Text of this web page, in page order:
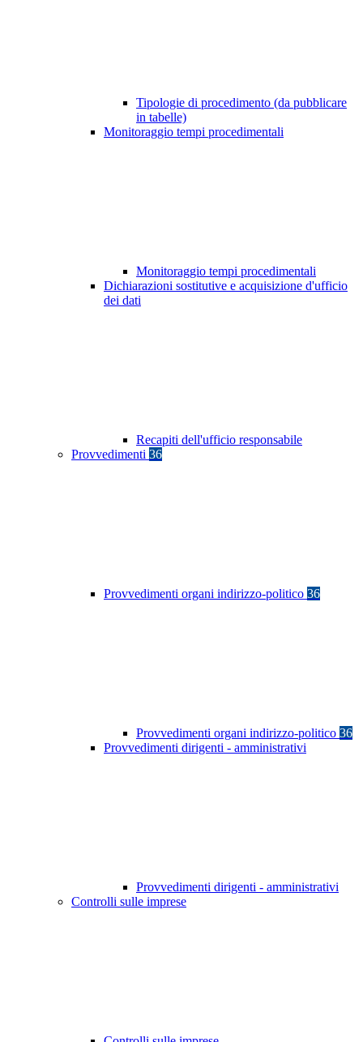
Tipologie di procedimento (da pubblicare
in tabelle)
Monitoraggio tempi procedimentali
Monitoraggio tempi procedimentali
Dichiarazioni sostitutive e acquisizione d'ufficio
dei dati
Recapiti dell'ufficio responsabile
Provvedimenti 36
Provvedimenti organi indirizzo-politico 36
Provvedimenti organi indirizzo-politico 36
Provvedimenti dirigenti - amministrativi
Provvedimenti dirigenti - amministrativi
Controlli sulle imprese